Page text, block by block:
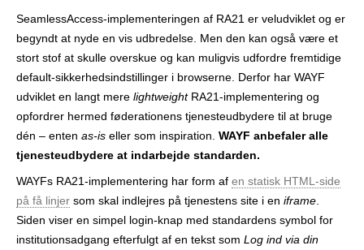
SeamlessAccess-implementeringen af RA21 er veludviklet og er
begyndt at nyde en vis udbredelse. Men den kan også være et
stort stof at skulle overskue og kan muligvis udfordre fremtidige
default-sikkerhedsindstillinger i browserne. Derfor har WAYF
udviklet en langt mere lightweightRA21-implementering og
opfordrer hermed føderationens tjenesteudbydere til at bruge
dén – enten as-is eller som inspiration. WAYF anbefaler alle
tjenesteudbydere at indarbejde standarden.
WAYFs RA21-implementering har form af en statisk HTML-side
på få linjer som skal indlejres på tjenestens site i en iframe
Siden viser en simpel login-knap med standardens symbol for
institutionsadgang efterfulgt af en tekst som Log ind via din